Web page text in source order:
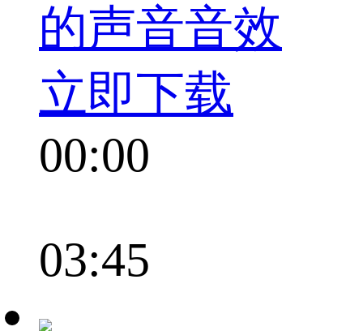
的声音音效
立即下载
00:00
03:45